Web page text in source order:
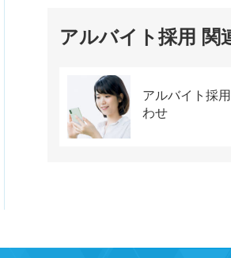
アルバイト採用 関
アルバイト採
わせ